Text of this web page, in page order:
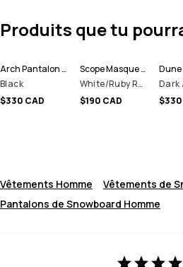
Produits que tu
Arch Pantalon de Snowboard Homme
Black
$330 CAD
Scope Masque de ski
White/Ruby Red Mirror
$190 CAD
$330
Vêtements Homme
Vêtements de
Pantalons de Snowboard Homme